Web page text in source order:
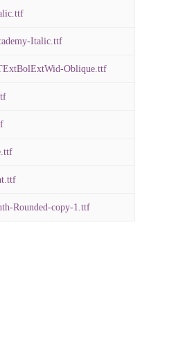
Italic.ttf
Oblique.ttf
Rounded-copy-1.ttf